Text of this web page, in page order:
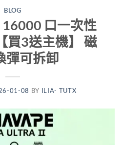
BLOG
16000 口一次性
買3送主機】 磁
彈可拆卸
01-08 BY ILIA- TUTX